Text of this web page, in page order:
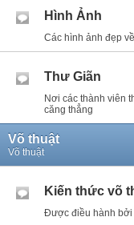
Hình Ảnh
Các hình ảnh đẹp
Thư Giãn
Nơi các thành viên
căng thẳng
Võ thuật
Võ thuật
Kiến thức võ
Được điều hành bởi